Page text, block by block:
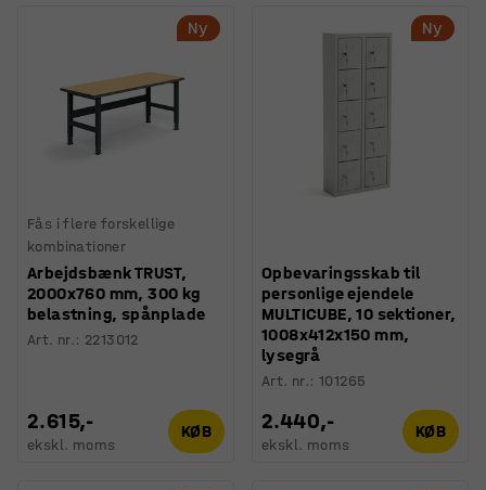
Ny
Fås i flere forskellige
kombinationer
Arbejdsbænk TRUST,
2000x760 mm, 300 kg
belastning, spånplade
Art. nr.: 2213012
2.615,-
ekskl. moms
KØB
Ny
Opbevaringsskab til
personlige ejendele
MULTICUBE, 10 sektioner,
1008x412x150 mm,
lysegrå
Art. nr.:101265
2.440,-
ekskl. moms
KØB